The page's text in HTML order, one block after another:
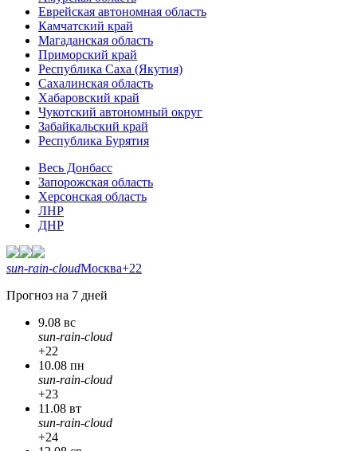
Еврейская автономная область
Камчатский край
Магаданская область
Приморский край
Республика Саха (Якутия)
Сахалинская область
Хабаровский край
Чукотский автономный округ
Забайкальский край
Республика Бурятия
Весь Донбасс
Запорожская область
Херсонская область
ЛНР
ДНР
sun-rain-cloudМосква+22
Прогноз на 7 дней
9.08 вс
sun-rain-cloud
+22
10.08 пн
sun-rain-cloud
+23
11.08 вт
sun-rain-cloud
+24